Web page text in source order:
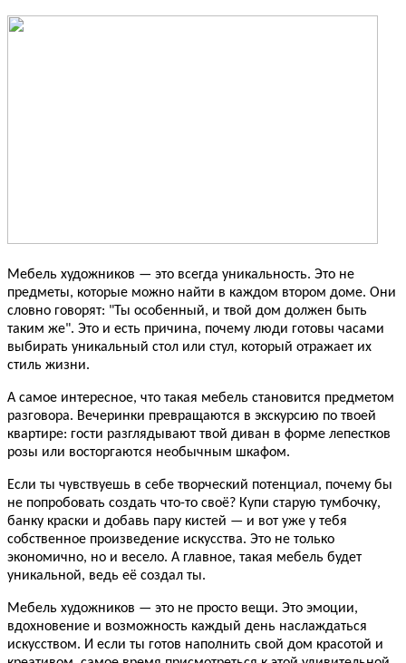
Мебель художников — это всегда уникальность. Это не
предметы, которые можно найти в каждом втором доме. Они
словно говорят: "Ты особенный, и твой дом должен быть
таким же". Это и есть причина, почему люди готовы часами
выбирать уникальный стол или стул, который отражает их
стиль жизни.
А самое интересное, что такая мебель становится предметом
разговора. Вечеринки превращаются в экскурсию по твоей
квартире: гости разглядывают твой диван в форме лепестков
розы или восторгаются необычным шкафом.
Если ты чувствуешь в себе творческий потенциал, почему бы
не попробовать создать что-то своё? Купи старую тумбочку,
банку краски и добавь пару кистей — и вот уже у тебя
собственное произведение искусства. Это не только
экономично, но и весело. А главное, такая мебель будет
уникальной, ведь её создал ты.
Мебель художников — это не просто вещи. Это эмоции,
вдохновение и возможность каждый день наслаждаться
искусством. И если ты готов наполнить свой дом красотой и